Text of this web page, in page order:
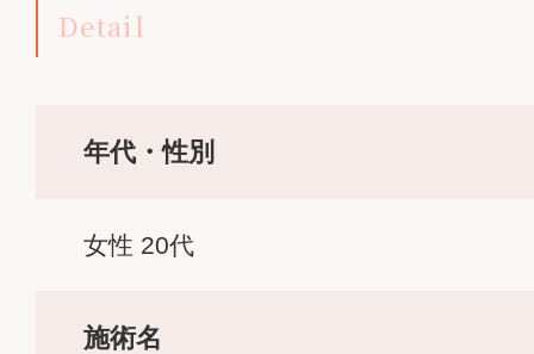
Detail
年代・性別
女性 20代
施術名